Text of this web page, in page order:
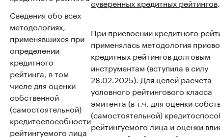
суверенных кредитных рейтингов.
Сведения обо всех
методологиях,
применявшихся при
определении
кредитного
рейтинга, в том
числе для оценки
собственной
(самостоятельной)
кредитоспособности
рейтингуемого лица
При присвоении кредитного
применялась методология
кредитных рейтингов долговым
инструментам (вступила в силу
28.02.2025). Для целей расчета
условного рейтингового класса
эмитента (в т.ч. для оценки
(самостоятельной)
рейтингуемого лица и оценки